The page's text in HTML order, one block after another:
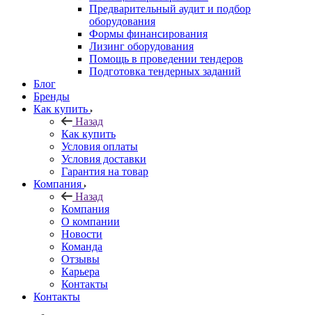
Предварительный аудит и подбор
оборудования
Формы финансирования
Лизинг оборудования
Помощь в проведении тендеров
Подготовка тендерных заданий
Блог
Бренды
Как купить
Назад
Как купить
Условия оплаты
Условия доставки
Гарантия на товар
Компания
Назад
Компания
О компании
Новости
Команда
Отзывы
Карьера
Контакты
Контакты